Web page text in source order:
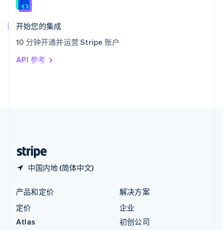
开始您的集成
10 分钟开通并运营 Stripe 账户
API 参考
中国内地 (简体中文)
匈牙利
English
ItalianoEnglish
印度
English
产品和定价
定价
Atlas
解决方案
企业
初创公司